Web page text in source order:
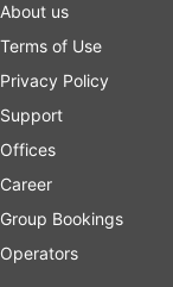
About us
Terms of Use
Privacy Policy
Support
Offices
Career
Group Bookings
Operators